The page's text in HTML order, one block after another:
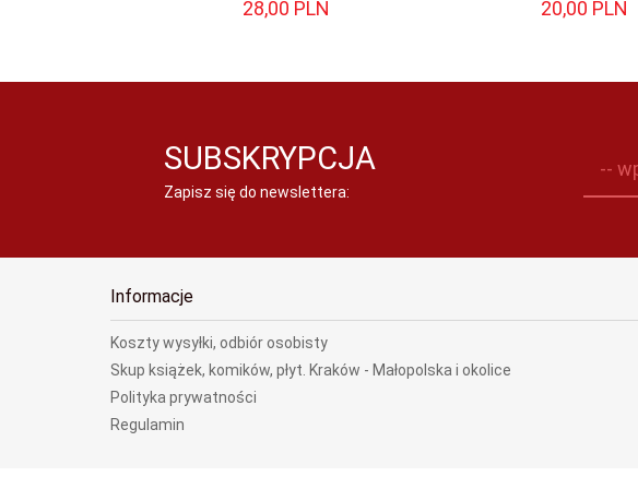
28,00 PLN 20,00 PLN
SUBSKRYPCJA
Zapisz się do newslettera:
--
Informacje
Koszty wysyłki, odbiór osobisty
Skup książek, komików, płyt. Kraków - Małopolska i okolice
Polityka prywatności
Regulamin